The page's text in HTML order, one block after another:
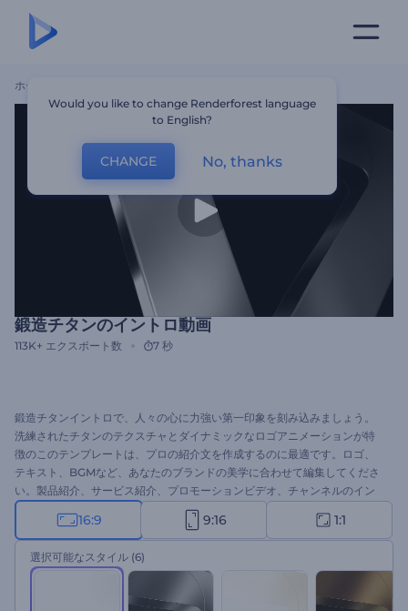
ホーム
鍛造チタンのイントロ動画
113K+ エクスポート数 7 秒
鍛造チタンイントロで、人々の心に力強い第一印象を刻み込みましょう。
洗練されたチタンのテクスチャとダイナミックなロゴアニメーションが特
徴のこのテンプレートは、プロの紹介文を作成するのに最適です。ロゴ、
テキスト、BGMなど、あなたのブランドの美学に合わせて編集してくださ
い。製品紹介、サービス紹介、プロモーションビデオ、チャンネルのイン
トロやエンディング動画などに最適です。今すぐ作成して、これまでにな
い方法で視聴者を魅了しましょう！
16:9 9:16 1:1
選択可能なスタイル (6)
Would you like to change Renderforest language
to English?
CHANGE No, thanks